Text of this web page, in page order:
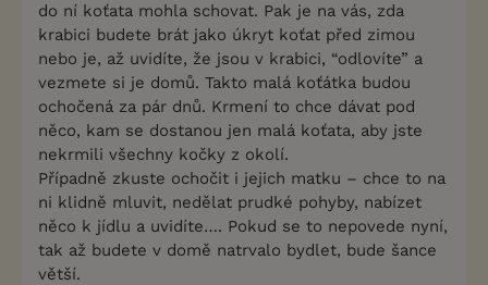
do ní koťata mohla schovat. Pak je na vás, zda
krabici budete brát jako úkryt koťat před zimou
nebo je, až uvidíte, že jsou v krabici, “odlovíte” a
vezmete si je domů. Takto malá koťátka budou
ochočená za pár dnů. Krmení to chce dávat pod
něco, kam se dostanou jen malá koťata, aby jste
nekrmili všechny kočky z okolí.
Případně zkuste ochočit i jejich matku – chce to na
ni klidně mluvit, nedělat prudké pohyby, nabízet
něco k jídlu a uvidíte…. Pokud se to nepovede nyní,
tak až budete v domě natrvalo bydlet, bude šance
větší.